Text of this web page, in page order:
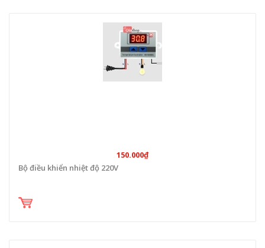
150.000₫
Bộ điều khiển nhiệt độ 220V